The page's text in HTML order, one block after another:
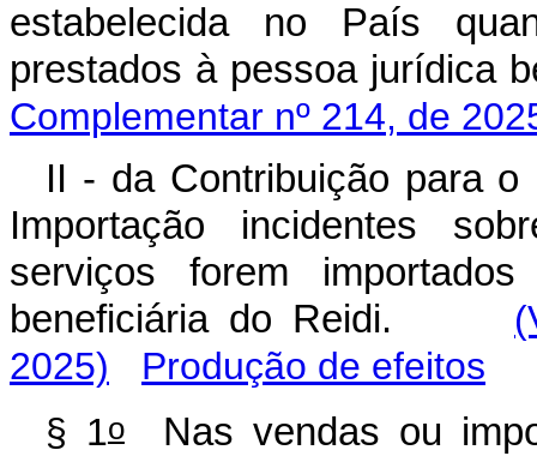
estabelecida no País
prestados à pessoa
Complementar nº 214, de
II - da Contribuição para o
Importação incidentes
serviços forem
beneficiária do Reidi.
2025)
Produção de efeitos
§ 1o
Nas vendas ou